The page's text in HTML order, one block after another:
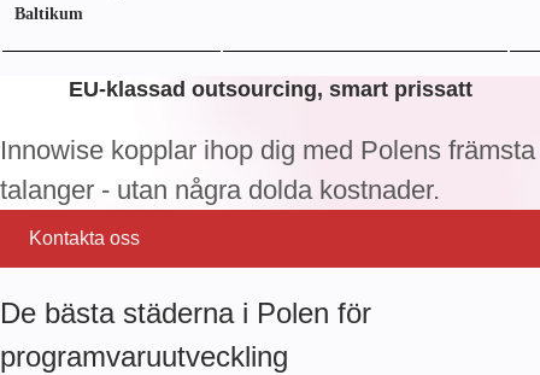
Baltikum
EU-klassad outsourcing, smart prissatt
Innowise kopplar ihop dig med Polens främsta
talanger - utan några dolda kostnader.
Kontakta oss
De bästa städerna i Polen för
programvaruutveckling